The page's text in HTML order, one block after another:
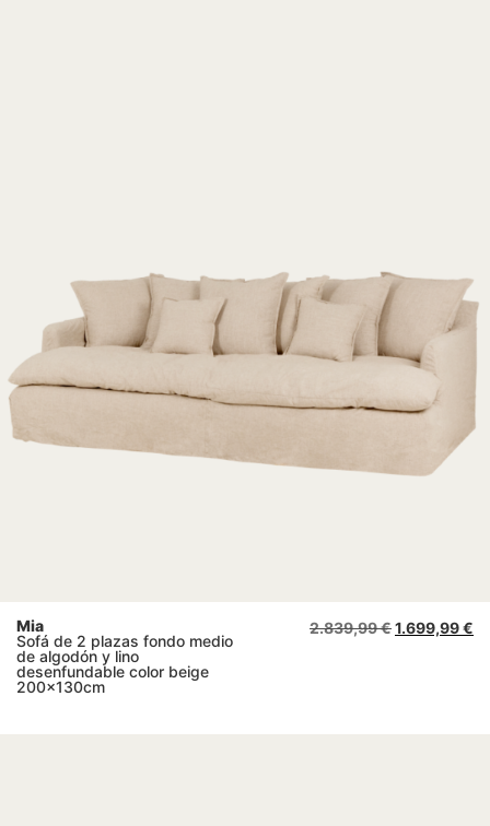
Mia
Sofá de 2 plazas fondo medio
de algodón y lino
desenfundable color beige
200x130cm
2.839,99€1.699,99€